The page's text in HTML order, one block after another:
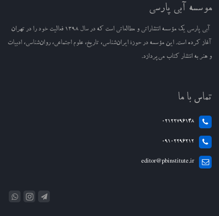
موسسه آبی پارسی
آبی پارسی یک مؤسسه انتشاراتی و مطالعاتی است که در سال ۱۳۹۸ فعالیت خود را در تهران
آغاز کرده‌ است. این مؤسسه در حوزهٔ ایران‌شناسی، تاریخ، علوم اجتماعی، روان‌شناسی، ادبیات
و هنر به انتشار کتاب می‌پردازد.
تماس با ما
02122796148
09102296212
editor@pbinstitute.ir